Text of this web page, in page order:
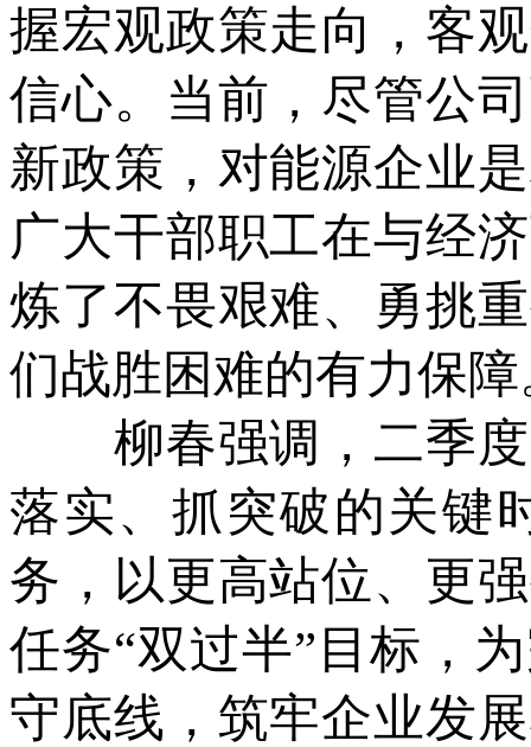
握宏观政策走向，客
信心。当前，尽管公
新政策，对能源企业
广大干部职工在与经
炼了不畏艰难、勇挑
们战胜困难的有力保障
柳春强调，二季度
落实、抓突破的关键
务，以更高站位、更
任务“双过半”目标，
守底线，筑牢企业发